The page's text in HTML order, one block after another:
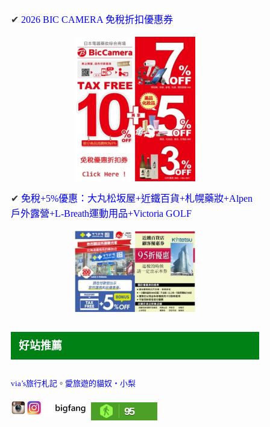
✔ 2026 BIC CAMERA 免稅折扣優惠券
✔ 免稅+5%優惠：大丸松坂屋+近鐵百貨+札幌藥妝+Alpen
戶外露營+L-Breath運動用品+Victoria GOLF
好站推薦
via’s旅行札記。 愛旅遊的貓奴‧小梨
95